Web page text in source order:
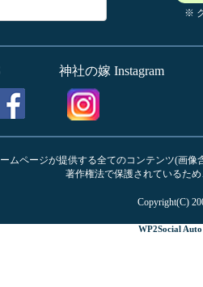
※
神社の嫁 Instagram
ムページが提供する全てのコンテンツ(画
著作権法で保護されているた
Copyright(C)
WP2Social